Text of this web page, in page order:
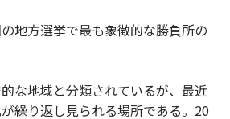
地方選挙で最も象徴的な勝負所の
な地域と分類されているが、最近
繰り返し見られる場所である。20